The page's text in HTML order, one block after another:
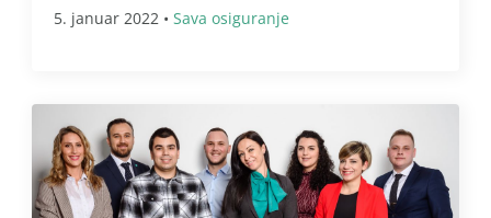
5. januar 2022 • Sava osiguranje